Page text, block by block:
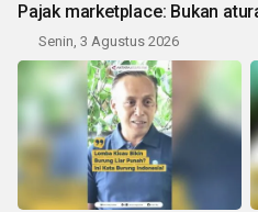
Pajak marketplace: Bukan
Senin, 3 Agustus 2026